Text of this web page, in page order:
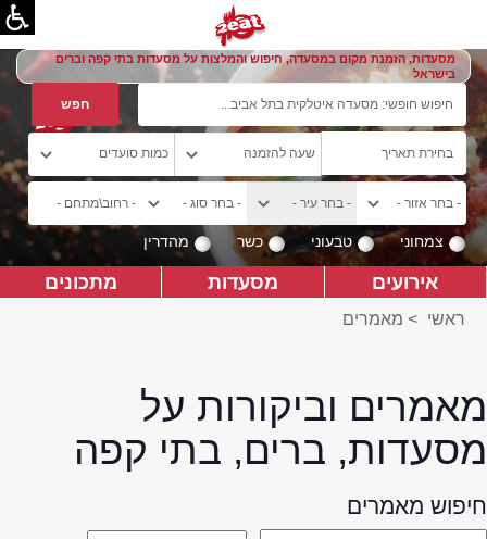
מסעדות, הזמנת מקום במסעדה, חיפוש והמלצות על מסעדות בתי קפה וברים
בישראל
צמחוני טבעוני כשר מהדרין
אירועים מסעדות מתכונים
ראשי > מאמרים
מאמרים וביקורות על
מסעדות, ברים, בתי קפה
חיפוש מאמרים